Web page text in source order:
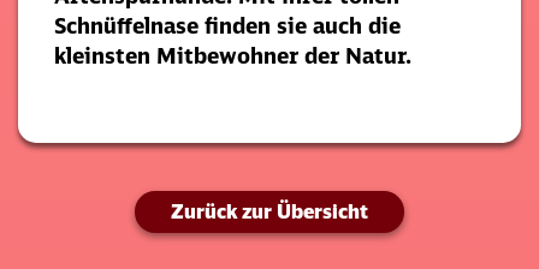
Schnüffelnase finden sie auch die
kleinsten Mitbewohner der Natur.
Zurück zur Übersicht